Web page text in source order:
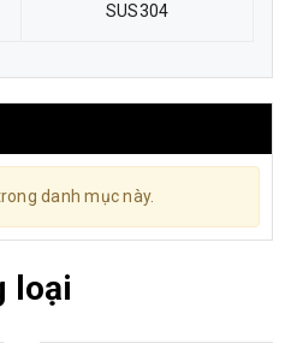
SUS304
danh mục này.
loại